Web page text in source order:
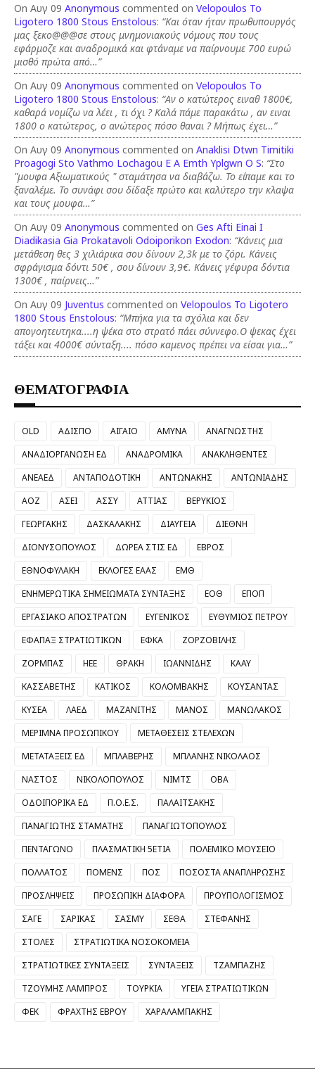
On Αυγ 09 Anonymous commented on Velopoulos To
Ligotero 1800 Stous Enstolous: “Και όταν ήταν πρωθυπουργός
μας ξεκο@@@σε στους μνημονιακούς νόμους που τους
εφάρμοζε και αναδρομικά και φτάναμε να παίρνουμε 700 ευρώ
μισθό πρώτα από…”
On Αυγ 09 Anonymous commented on Velopoulos To
Ligotero 1800 Stous Enstolous: “Αν ο κατώτερος ειναθ 1800€,
καθαρά νομίζω να λέει , τι όχι ? Καλά πάμε παρακάτω , αν ειναι
1800 ο κατώτερος, ο ανώτερος πόσο θαναι ? Μήπως έχει…”
On Αυγ 09 Anonymous commented on Anaklisi Dtwn Timitiki
Proagogi Sto Vathmo Lochagou E A Emth Yplgwn O S: “Στο
"μουφα Αξιωματικούς " σταμάτησα να διαβάζω. Το είπαμε και το
ξαναλέμε. Το συνάφι σου δίδαξε πρώτο και καλύτερο την κλαψα
και τους μουφα…”
On Αυγ 09 Anonymous commented on Ges Afti Einai I
Diadikasia Gia Prokatavoli Odoiporikon Exodon: “Κάνεις μια
μετάθεση θες 3 χιλιάρικα σου δίνουν 2,3k με το ζόρι. Κάνεις
σφράγισμα δόντι 50€ , σου δίνουν 3,9€. Κάνεις γέφυρα δόντια
1300€ , παίρνεις…”
On Αυγ 09 Juventus commented on Velopoulos To Ligotero
1800 Stous Enstolous: “Μπήκα για τα σχόλια και δεν
απογοητευτηκα....η ψέκα στο στρατό πάει σύννεφο.Ο ψεκας έχει
τάξει και 4000€ σύνταξη.... πόσο καμενος πρέπει να είσαι για…”
ΘΕΜΑΤΟΓΡΑΦΙΑ
OLD ΑΔΙΣΠΟ ΑΙΓΑΙΟ ΑΜΥΝΑ
ΑΝΑΓΝΩΣΤΗΣ
ΑΝΑΔΙΟΡΓΑΝΩΣΗ ΕΔ
ΑΝΑΔΡΟΜΙΚΑ
ΑΝΑΚΛΗΘΕΝΤΕΣ
ΑΝΕΑΕΔ
ΑΝΤΑΠΟΔΟΤΙΚΗ ΑΝΤΩΝΑΚΗΣ
ΑΝΤΩΝΙΑΔΗΣ
ΑΟΖ
ΑΣΕΙ ΑΣΣΥ ΑΤΤΙΑΣ
ΒΕΡΥΚΙΟΣ
ΓΕΩΡΓΑΚΗΣ
ΔΑΣΚΑΛΑΚΗΣ ΔΙΑΥΓΕΙΑ
ΔΙΕΘΝΗ
ΔΙΟΝΥΣΟΠΟΥΛΟΣ
ΔΩΡΕΑ ΣΤΙΣ ΕΔ
ΕΒΡΟΣ
ΕΘΝΟΦΥΛΑΚΗ
ΕΚΛΟΓΕΣ ΕΑΑΣ
ΕΜΘ
ΕΝΗΜΕΡΩΤΙΚΑ ΣΗΜΕΙΩΜΑΤΑ ΣΥΝΤΑΞΗΣ
ΕΟΘ
ΕΠΟΠ
ΕΡΓΑΣΙΑΚΟ ΑΠΟΣΤΡΑΤΩΝ
ΕΥΓΕΝΙΚΟΣ
ΕΥΘΥΜΙΟΣ ΠΕΤΡΟΥ
ΕΦΑΠΑΞ ΣΤΡΑΤΙΩΤΙΚΩΝ
ΕΦΚΑ
ΖΟΡΖΟΒΙΛΗΣ
ΖΟΡΜΠΑΣ
ΗΕΕ ΘΡΑΚΗ ΙΩΑΝΝΙΔΗΣ
ΚΑΑΥ
ΚΑΣΣΑΒΕΤΗΣ
ΚΑΤΙΚΟΣ ΚΟΛΟΜΒΑΚΗΣ
ΚΟΥΣΑΝΤΑΣ
ΚΥΣΕΑ
ΛΑΕΔ ΜΑΖΑΝΙΤΗΣ ΜΑΝΟΣ
ΜΑΝΩΛΑΚΟΣ
ΜΕΡΙΜΝΑ ΠΡΟΣΩΠΙΚΟΥ
ΜΕΤΑΘΕΣΕΙΣ ΣΤΕΛΕΧΩΝ
ΜΕΤΑΤΑΞΕΙΣ ΕΔ
ΜΠΛΑΒΕΡΗΣ
ΜΠΛΑΝΗΣ ΝΙΚΟΛΑΟΣ
ΝΑΣΤΟΣ
ΝΙΚΟΛΟΠΟΥΛΟΣ ΝΙΜΤΣ
ΟΒΑ
ΟΔΟΙΠΟΡΙΚΑ ΕΔ
Π.Ο.Ε.Σ.
ΠΑΛΑΙΤΣΑΚΗΣ
ΠΑΝΑΓΙΩΤΗΣ ΣΤΑΜΑΤΗΣ
ΠΑΝΑΓΙΩΤΟΠΟΥΛΟΣ
ΠΕΝΤΑΓΩΝΟ
ΠΛΑΣΜΑΤΙΚΗ 5ΕΤΙΑ
ΠΟΛΕΜΙΚΟ ΜΟΥΣΕΙΟ
ΠΟΛΛΑΤΟΣ
ΠΟΜΕΝΣ ΠΟΣ
ΠΟΣΟΣΤΑ ΑΝΑΠΛΗΡΩΣΗΣ
ΠΡΟΣΛΗΨΕΙΣ
ΠΡΟΣΩΠΙΚΗ ΔΙΑΦΟΡΑ
ΠΡΟΥΠΟΛΟΓΙΣΜΟΣ
ΣΑΓΕ
ΣΑΡΙΚΑΣ ΣΑΣΜΥ ΣΕΘΑ
ΣΤΕΦΑΝΗΣ
ΣΤΟΛΕΣ
ΣΤΡΑΤΙΩΤΙΚΑ ΝΟΣΟΚΟΜΕΙΑ
ΣΤΡΑΤΙΩΤΙΚΕΣ ΣΥΝΤΑΞΕΙΣ
ΣΥΝΤΑΞΕΙΣ
ΤΖΑΜΠΑΖΗΣ
ΤΖΟΥΜΗΣ ΛΑΜΠΡΟΣ
ΤΟΥΡΚΙΑ
ΥΓΕΙΑ ΣΤΡΑΤΙΩΤΙΚΩΝ
ΦΕΚ
ΦΡΑΧΤΗΣ ΕΒΡΟΥ ΧΑΡΑΛΑΜΠΑΚΗΣ